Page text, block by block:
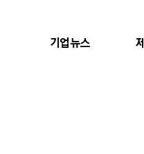
기업뉴스